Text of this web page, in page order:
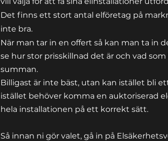
Det finns ett stort antal elföretag på
inte bra.
När man tar in en offert så kan man ta in
se hur stor prisskillnad det är och vad som
summan.
Billigast är inte bäst, utan kan istället bli
istället behöver komma en auktoriserad
hela installationen på ett korrekt sätt.
Så innan ni gör valet, gå in på